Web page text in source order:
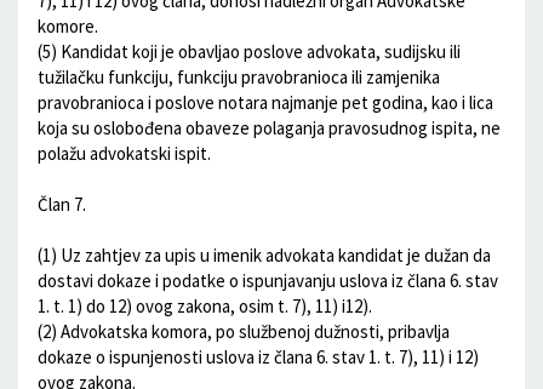
komore.
(5) Kandidat koji je obavljao poslove advokata, sudijsku ili
tužilačku funkciju, funkciju pravobranioca ili zamjenika
pravobranioca i poslove notara najmanje pet godina, kao i lica
koja su oslobođena obaveze polaganja pravosudnog ispita, ne
polažu advokatski ispit.
Član 7.
(1) Uz zahtjev za upis u imenik advokata kandidat je dužan da
dostavi dokaze i podatke o ispunjavanju uslova iz člana 6. stav
1. t. 1) do 12) ovog zakona, osim t. 7), 11) i12).
(2) Advokatska komora, po službenoj dužnosti, pribavlja
dokaze o ispunjenosti uslova iz člana 6. stav 1. t. 7), 11) i 12)
ovog zakona.